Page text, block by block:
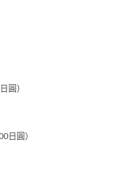
圓）
日圓）